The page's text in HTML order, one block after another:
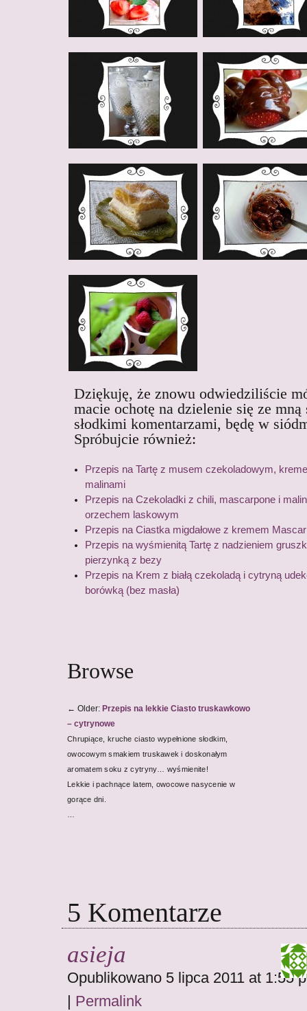
Dziękuję, że znowu odwiedziliście
macie ochotę na dzielenie się ze
słodkimi komentarzami, będę w
Spróbujcie również:
Przepis na Tartę z musem czekoladowym,
malinami
Przepis na Czekoladki z chili, mascarpone i
orzechem laskowym
Przepis na Ciastka migdałowe z kremem
Przepis na wyśmienitą Tartę z nadzieniem
pierzynką z bezy
Przepis na Krem z białą czekoladą i cytryną
borówką (bez masła)
Browse
← Older: Przepis na lekkie Ciasto truskawkowo
– cytrynowe
Chrupiące, kruche ciasto wypełnione słodkim,
owocowym smakiem truskawek i doskonałym
aromatem soku z cytryny… wyśmienite!
Lekkie i pachnące latem, owocowe nasycenie w
gorące dni.
5 Komentarze
asieja
Opublikowano 5 lipca 2011 at 1:55
| Permalink